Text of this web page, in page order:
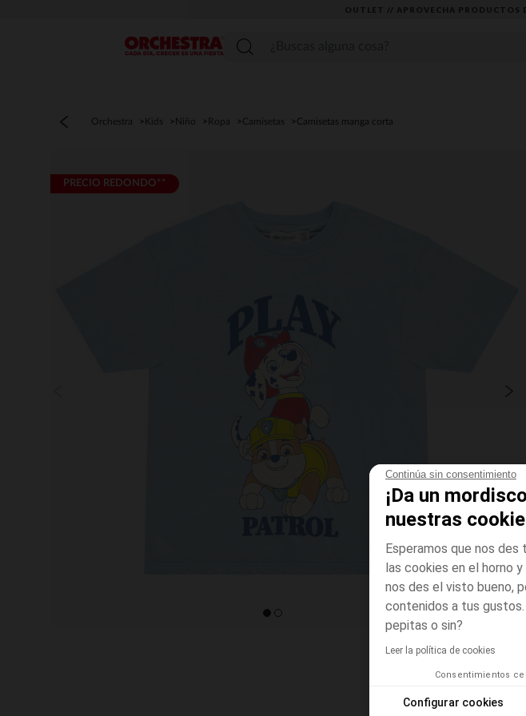
Continúa sin consentimiento
¡Da un
nuestras
Esperamos que nos
las cookies en el horno
nos des el visto bueno,
contenidos a tus
pepitas o sin?
Leer la política de cookies
Consentimientos
Configurar cookies
OUTLET // APROVECHA PRODUCTOS
Menú
Orchestra Kids Niño Ropa Camisetas Camisetas manga corta
PRECIO REDONDO**